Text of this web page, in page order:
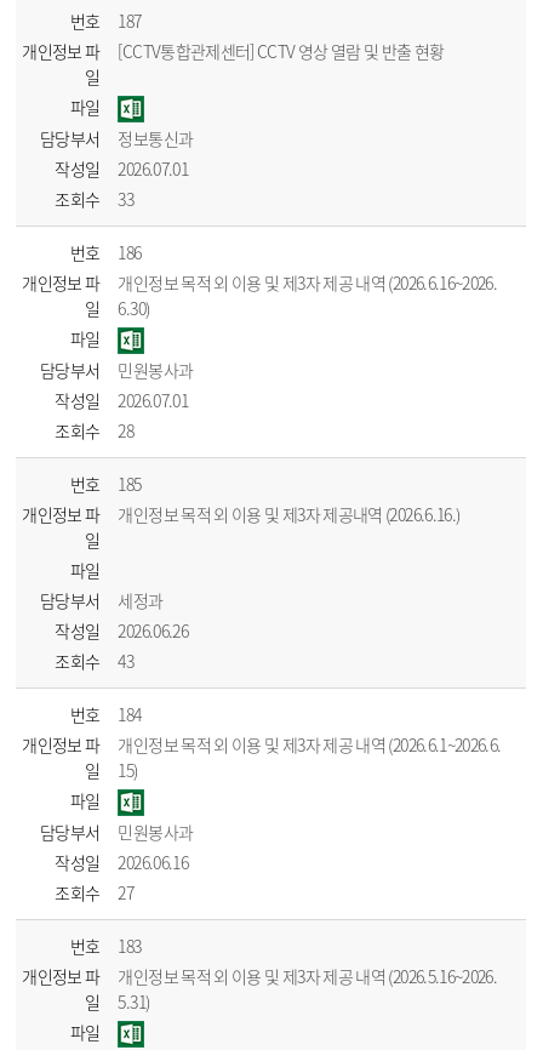
번호
187
개인정보 파
일
[CCTV통합관제센터] CCTV 영상 열람 및 반출 현황
파일
담당부서
정보통신과
작성일
2026.07.01
조회수
33
번호
186
개인정보 파
일
개인정보 목적 외 이용 및 제3자 제공 내역 (2026.6.16~2026.
6.30)
파일
담당부서
민원봉사과
작성일
2026.07.01
조회수
28
번호
185
개인정보 파
일
개인정보 목적 외 이용 및 제3자 제공내역 (2026.6.16.)
파일
담당부서
세정과
작성일
2026.06.26
조회수
43
번호
184
개인정보 파
일
개인정보 목적 외 이용 및 제3자 제공 내역 (2026.6.1~2026.6.
15)
파일
담당부서
민원봉사과
작성일
2026.06.16
조회수
27
번호
183
개인정보 파
일
개인정보 목적 외 이용 및 제3자 제공 내역 (2026.5.16~2026.
5.31)
파일